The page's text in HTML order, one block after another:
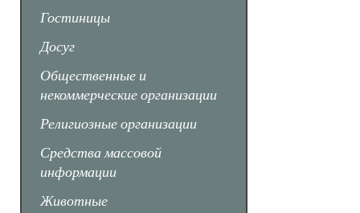
Гостиницы
Досуг
Общественные и
некоммерческие организации
Религиозные организации
Средства массовой
информации
Животные